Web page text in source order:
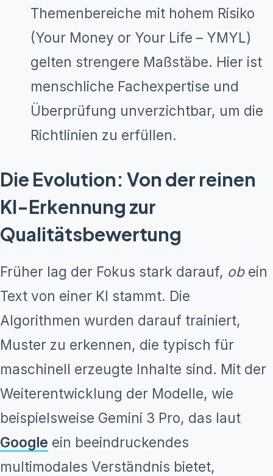
Themenbereiche mit hohem Risiko
(Your Money or Your Life – YMYL)
gelten strengere Maßstäbe. Hier ist
menschliche Fachexpertise und
Überprüfung unverzichtbar, um die
Richtlinien zu erfüllen.
Die Evolution: Von der reinen
KI-Erkennung zur
Qualitätsbewertung
Früher lag der Fokus stark darauf, obein
Text von einer KI stammt. Die
Algorithmen wurden darauf trainiert,
Muster zu erkennen, die typisch für
maschinell erzeugte Inhalte sind. Mit der
Weiterentwicklung der Modelle, wie
beispielsweise Gemini 3 Pro, das laut
Google ein beeindruckendes
multimodales Verständnis bietet,